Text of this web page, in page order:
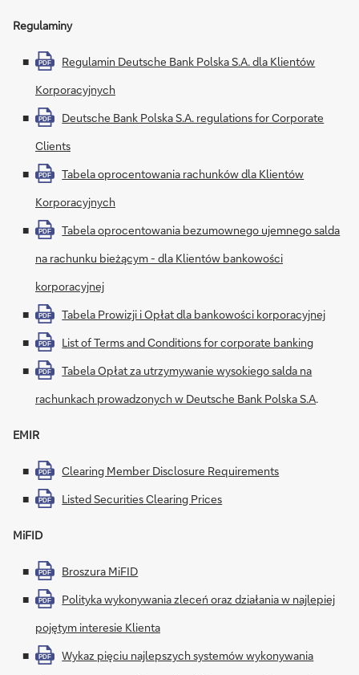
Regulaminy
PDF
Regulamin Deutsche Bank Polska S.A. dla Klientów
Korporacyjnych
PDF
Deutsche Bank Polska S.A. regulations for Corporate
Clients
PDF
Tabela oprocentowania rachunków dla Klientów
Korporacyjnych
PDF
Tabela oprocentowania bezumownego ujemnego salda
na rachunku bieżącym - dla Klientów bankowości
korporacyjnej
PDF Tabela Prowizji i Opłat dla bankowości korporacyjnej
PDF List of Terms and Conditions for corporate banking
PDF
Tabela Opłat za utrzymywanie wysokiego salda na
rachunkach prowadzonych w Deutsche Bank Polska S.A.
EMIR
PDF Clearing Member Disclosure Requirements
PDF Listed Securities Clearing Prices
MiFID
PDF Broszura MiFID
PDF
Polityka wykonywania zleceń oraz działania w najlepiej
pojętym interesie Klienta
PDF
Wykaz pięciu najlepszych systemów wykonywania